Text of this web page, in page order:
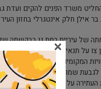
2017 החליט משרד הפנים להקים
בר אילן חלק אינטגרלי בחזון
של עיריית רמת גן בבקשתה של
על תנאי נגד משרד הפנים,
המקומיות את החלטת ועדת
שמואל. כמו כן טענה
העתירה על הסף.
×